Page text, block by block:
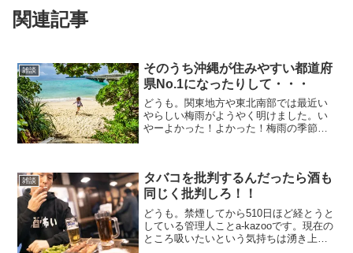
関連記事
雑談
そのうち沖縄が住みやすい都道府
県No.1になったりして・・・
どうも。関東地方や東北南部では最近い
やらしい梅雨がようやく明けました。い
やーよかった！よかった！梅雨の季節
信じられないくらいの暑さに...
雑談
タバコを批判するんだったら酒も
同じく批判しろ！！
どうも。禁煙してから510日ほど経とうと
している管理人ことa-kazooです。現在の
ところ吸いたいという気持ちは湧き上が